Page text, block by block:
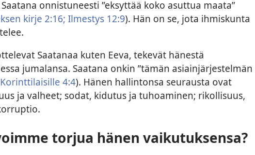
onnistuneesti ”eksyttää koko asuttua maata”
kirje 2:16; Ilmestys 12:9). Hän on se, jota ihmiskunta
Saatanaa kuten Eeva, tekevät hänestä
jumalansa. Saatana onkin ”tämän asiainjärjestelmän
4:4). Hänen hallintonsa seurausta ovat
ja valheet; sodat, kidutus ja tuhoaminen; rikollisuus,
torjua hänen vaikutuksensa?